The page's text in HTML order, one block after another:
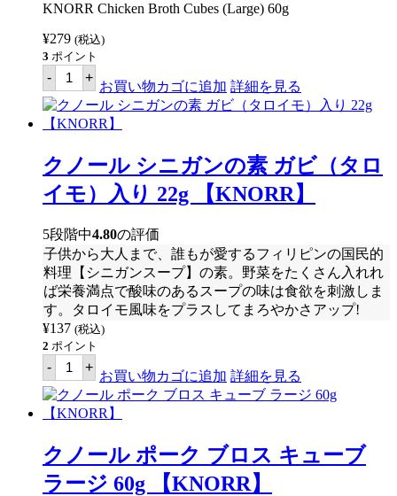
個
KNORR Chicken Broth Cubes (Large) 60g
¥279 (税込)
3 ポイント
- ク
ノ
ー
ル
チ
ブ
ロ
ス
ュ
ー
ブ
ラ
ー
ジ
60g
【KNORR】
個
+
お買い物カゴに追加 詳細を見る
クノール シニガンの素 ガビ（タロ
イモ）入り 22g 【KNORR】
5段階中4.80の評価
子供から大人まで、誰もが愛するフィリピンの国民的
料理【シニガンスープ】の素。野菜をたくさん入れれ
ば栄養満点で酸味のあるスープの味は食欲を刺激しま
す。タロイモ風味をプラスしてまろやかさアップ!
¥137 (税込)
2 ポイント
- ク
ノ
ー
ル
シ
ン
の
素
+
お買い物カゴに追加 詳細を見る
クノール ポーク ブロス キューブ
ラージ 60g 【KNORR】